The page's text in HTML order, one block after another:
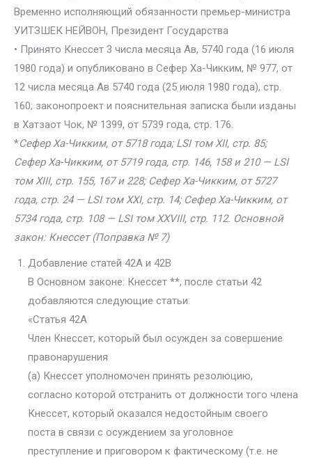
Временно исполняющий обязанности премьер-министра
УИТЗШЕК НЕЙВОН, Президент Государства
• Принято Кнессет 3 числа месяца Ав, 5740 года (16 июля
1980 года) и опубликовано в Сефер Ха-Чикким, № 977, от
12 числа месяца Ав 5740 года (25 июля 1980 года), стр.
160; законопроект и пояснительная записка были изданы
в Хатзаот Чок, № 1399, от 5739 года, стр. 176.
*Сефер Ха-Чикким, от 5718 года; LSI том XII, стр. 85;
Сефер Ха-Чикким, от 5719 года, стр. 146, 158 и 210 — LSI
том XIII, стр. 155, 167 и 228; Сефер Ха-Чикким, от 5727
года, стр. 24 — LSI том XXI, стр. 14; Сефер Ха-Чикким, от
5734 года, стр. 108 — LSI том XXVIII, стр. 112. Основной
закон: Кнессет (Поправка № 7)
Добавление статей 42А и 42В
В Основном законе: Кнессет **, после статьи 42
добавляются следующие статьи:
«Статья 42А
Член Кнессет, который был осужден за совершение
правонарушения
(a) Кнессет уполномочен принять резолюцию,
согласно которой отстранить от должности того члена
Кнессет, который оказался недостойным своего
поста в связи с осуждением за уголовное
преступление и приговором к фактическому (т.е. не